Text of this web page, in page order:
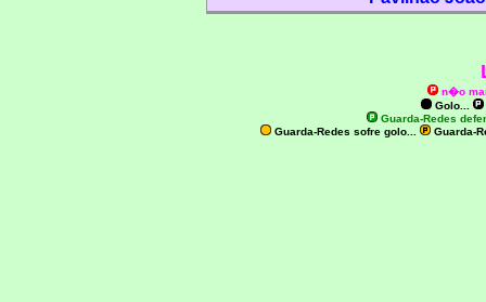
n�o
Golo...
Guarda-Redes
Guarda-Redes sofre golo...
Guarda-